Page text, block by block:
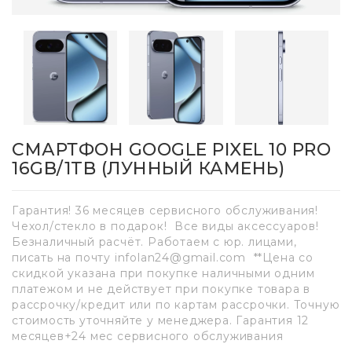
СМАРТФОН GOOGLE PIXEL 10 PRO
16GB/1TB (ЛУННЫЙ КАМЕНЬ)
Гарантия! 36 месяцев сервисного обслуживания!
Чехол/стекло в подарок! Все виды аксессуаров!
Безналичный расчёт. Работаем с юр. лицами,
писать на почту infolan24@gmail.com **Цена со
скидкой указана при покупке наличными одним
платежом и не действует при покупке товара в
рассрочку/кредит или по картам рассрочки. Точную
стоимость уточняйте у менеджера. Гарантия 12
месяцев+24 мес сервисного обслуживания